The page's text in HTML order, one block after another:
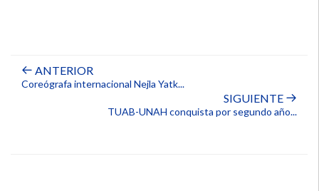
ANTERIOR
Coreógrafa internacional Nejla Yatk...
SIGUIENTE
TUAB-UNAH conquista por segundo año...